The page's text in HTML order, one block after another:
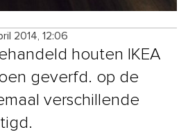
2014, 12:06
houten IKEA
geverfd. op de
verschillende